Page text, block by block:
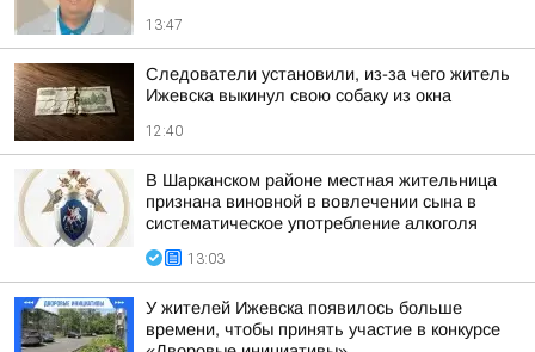
13:47
Следователи установили, из-за чего житель
Ижевска выкинул свою собаку из окна
12:40
В Шарканском районе местная жительница
признана виновной в вовлечении сына в
систематическое употребление алкоголя
13:03
У жителей Ижевска появилось больше
времени, чтобы принять участие в конкурсе